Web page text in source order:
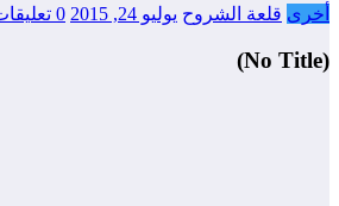
أخرى قلعة الشروح يوليو 24, 2015 0 تعليقات
(No Title)